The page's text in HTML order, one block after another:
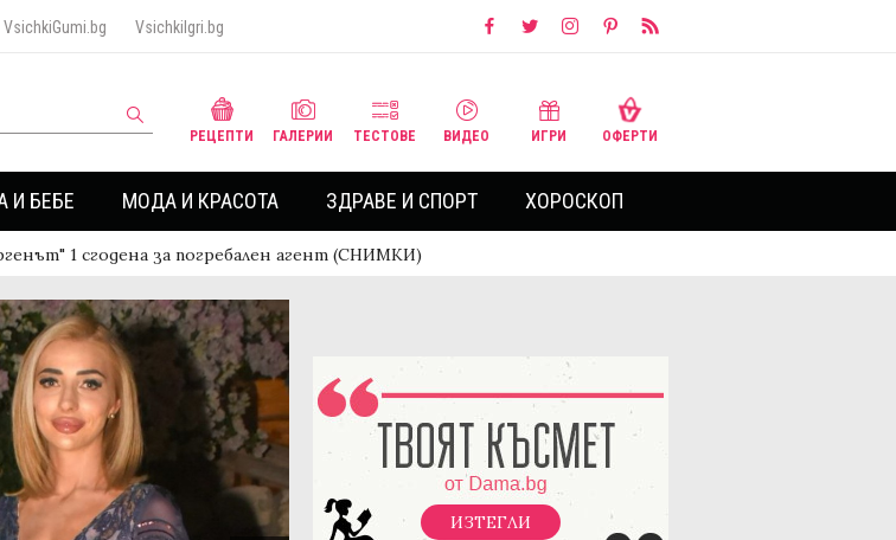
VsichkiGumi.bg VsichkiIgri.bg
РЕЦЕПТИ ГАЛЕРИИ ТЕСТОВЕ ВИДЕО ИГРИ ОФЕРТИ
И БЕБЕ МОДА И КРАСОТА ЗДРАВЕ И СПОРТ ХОРОСКОП
1 сгодена за погребален агент (СНИМКИ)
ИЗТЕГЛИ